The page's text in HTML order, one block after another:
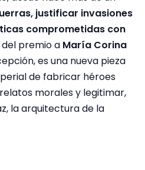
justificar invasiones
comprometidas con
premio a María Corina
es una nueva pieza
de fabricar héroes
morales y legitimar,
la arquitectura de la